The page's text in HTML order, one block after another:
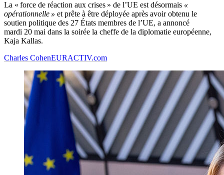
La « force de réaction aux crises » de l’UE est désormais «
opérationnelle » et prête à être déployée après avoir obtenu le
soutien politique des 27 États membres de l’UE, a annoncé
mardi 20 mai dans la soirée la cheffe de la diplomatie européenne,
Kaja Kallas.
Charles CohenEURACTIV.com